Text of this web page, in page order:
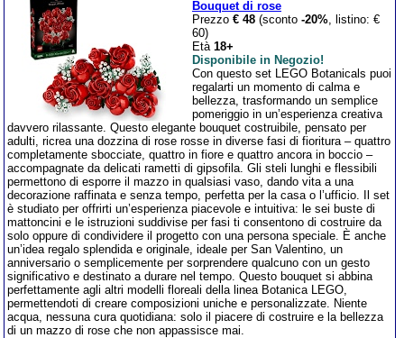
Bouquet di rose
Prezzo € 48 (sconto -20%, listino: €
60)
Età 18+
Disponibile in Negozio!
Con questo set LEGO Botanicals puoi
regalarti un momento di calma e
bellezza, trasformando un semplice
pomeriggio in un’esperienza creativa
davvero rilassante. Questo elegante bouquet costruibile, pensato per
adulti, ricrea una dozzina di rose rosse in diverse fasi di fioritura – quattro
completamente sbocciate, quattro in fiore e quattro ancora in boccio –
accompagnate da delicati rametti di gipsofila. Gli steli lunghi e flessibili
permettono di esporre il mazzo in qualsiasi vaso, dando vita a una
decorazione raffinata e senza tempo, perfetta per la casa o l’ufficio. Il set
è studiato per offrirti un’esperienza piacevole e intuitiva: le sei buste di
mattoncini e le istruzioni suddivise per fasi ti consentono di costruire da
solo oppure di condividere il progetto con una persona speciale. È anche
un’idea regalo splendida e originale, ideale per San Valentino, un
anniversario o semplicemente per sorprendere qualcuno con un gesto
significativo e destinato a durare nel tempo. Questo bouquet si abbina
perfettamente agli altri modelli floreali della linea Botanica LEGO,
permettendoti di creare composizioni uniche e personalizzate. Niente
acqua, nessuna cura quotidiana: solo il piacere di costruire e la bellezza
di un mazzo di rose che non appassisce mai.